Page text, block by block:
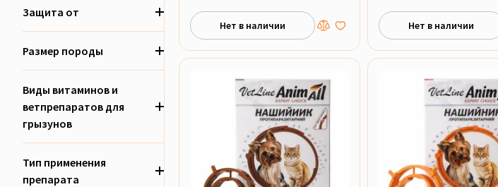
Защита от
Размер породы
Виды витаминов и
ветпрепаратов для
грызунов
Тип применения
препарата
Нет в наличии Нет в наличии